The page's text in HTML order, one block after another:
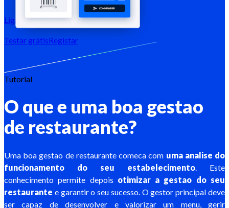
Ligação →
Testar grátisRegistar
Tutorial
O que e uma boa gestao
de restaurante?
Uma boa gestao de restaurante comeca com uma analise do
funcionamento do seu estabelecimento. Este
conhecimento permite depois otimizar a gestao do seu
restaurante e garantir o seu sucesso. O gestor principal deve
ser capaz de desenvolver e valorizar um menu, gerir